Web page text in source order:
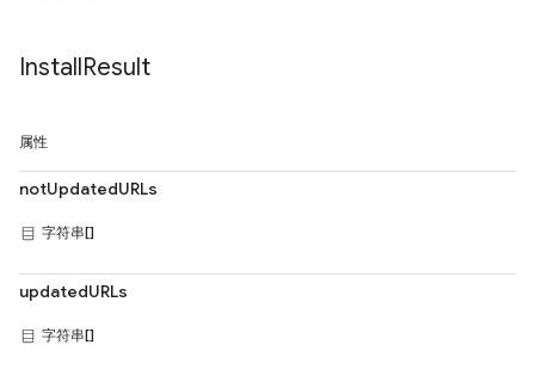
InstallResult
属性
notUpdatedURLs
字符串[]
updatedURLs
字符串[]